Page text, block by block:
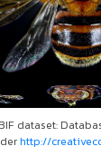
dataset:
http://